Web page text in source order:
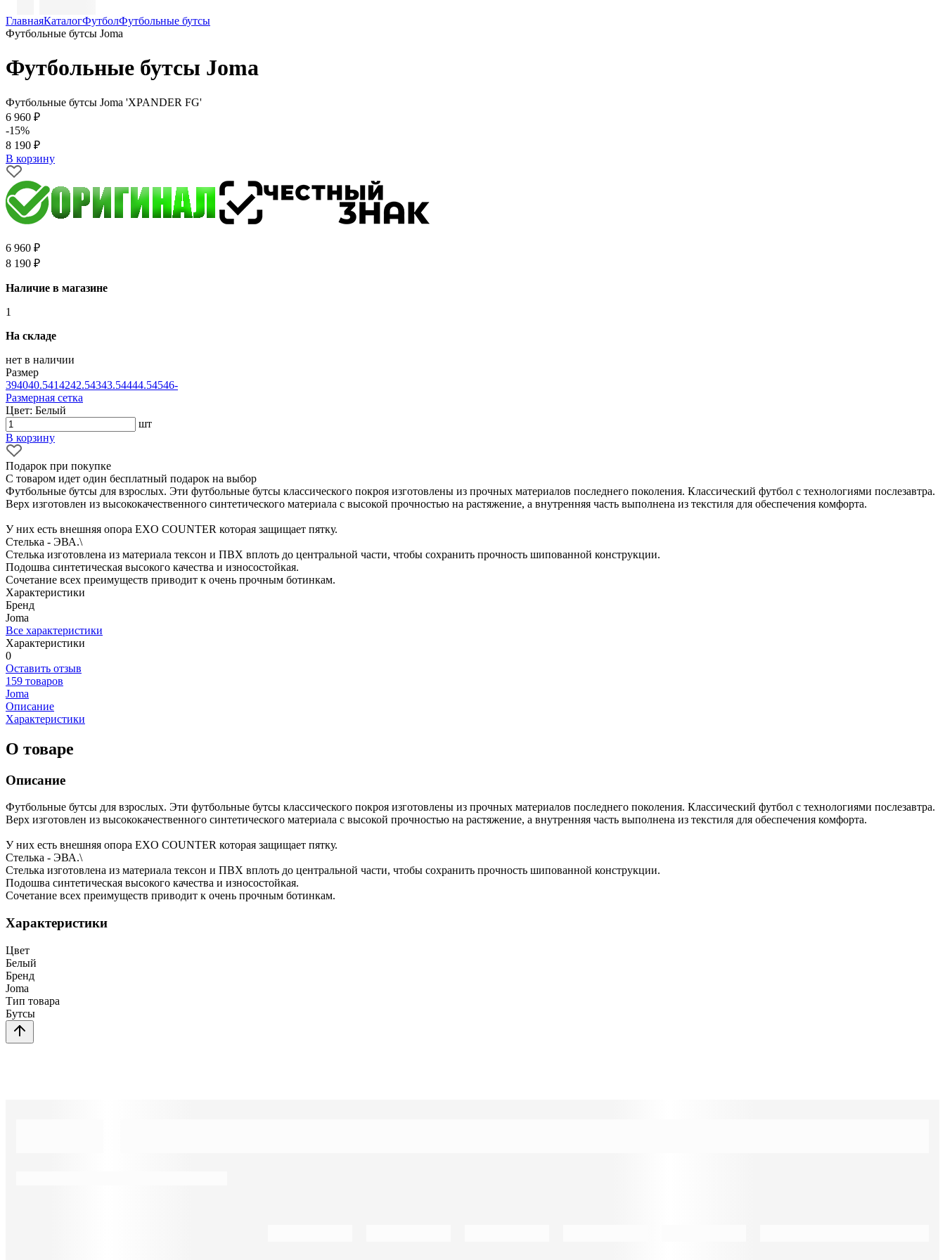
ГлавнаяКаталогФутболФутбольные бутсы
Футбольные бутсы Joma
Футбольные бутсы Joma
Футбольные бутсы Joma 'XPANDER FG'
6 960 ₽
-15%
8 190 ₽
В корзину
6 960 ₽
8 190 ₽
Наличие в магазине
1
На складе
нет в наличии
Размер
394040.5414242.54343.54444.54546-
Размерная сетка
Цвет: Белый
шт
В корзину
Подарок при покупке
С товаром идет один бесплатный подарок на выбор
Футбольные бутсы для взрослых. Эти футбольные бутсы классического покроя изготовлены из прочных материалов последнего поколения. Классический футбол с технологиями послезавтра.
Верх изготовлен из высококачественного синтетического материала с высокой прочностью на растяжение, а внутренняя часть выполнена из текстиля для обеспечения комфорта.
У них есть внешняя опора EXO COUNTER которая защищает пятку.
Стелька - ЭВА.\
Стелька изготовлена из материала тексон и ПВХ вплоть до центральной части, чтобы сохранить прочность шипованной конструкции.
Подошва синтетическая высокого качества и износостойкая.
Сочетание всех преимуществ приводит к очень прочным ботинкам.
Характеристики
Бренд
Joma
Все характеристики
Характеристики
0
Оставить отзыв
159 товаров
Joma
Описание
Характеристики
О товаре
Описание
Футбольные бутсы для взрослых. Эти футбольные бутсы классического покроя изготовлены из прочных материалов последнего поколения. Классический футбол с технологиями послезавтра.
Верх изготовлен из высококачественного синтетического материала с высокой прочностью на растяжение, а внутренняя часть выполнена из текстиля для обеспечения комфорта.
У них есть внешняя опора EXO COUNTER которая защищает пятку.
Стелька - ЭВА.\
Стелька изготовлена из материала тексон и ПВХ вплоть до центральной части, чтобы сохранить прочность шипованной конструкции.
Подошва синтетическая высокого качества и износостойкая.
Сочетание всех преимуществ приводит к очень прочным ботинкам.
Характеристики
Цвет
Белый
Бренд
Joma
Тип товара
Бутсы